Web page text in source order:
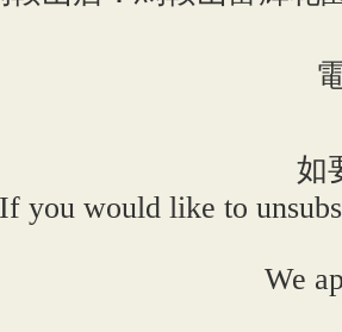
如
If you would like to
We